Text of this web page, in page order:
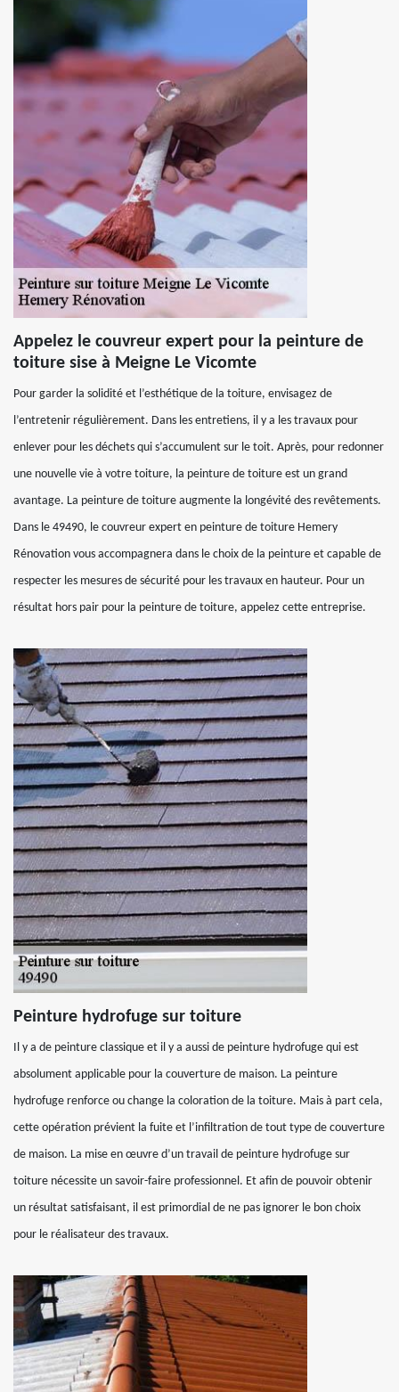
Appelez le couvreur expert pour la peinture de
toiture sise à Meigne Le Vicomte
Pour garder la solidité et l’esthétique de la toiture, envisagez de
l’entretenir régulièrement. Dans les entretiens, il y a les travaux pour
enlever pour les déchets qui s’accumulent sur le toit. Après, pour redonner
une nouvelle vie à votre toiture, la peinture de toiture est un grand
avantage. La peinture de toiture augmente la longévité des revêtements.
Dans le 49490, le couvreur expert en peinture de toiture Hemery
Rénovation vous accompagnera dans le choix de la peinture et capable de
respecter les mesures de sécurité pour les travaux en hauteur. Pour un
résultat hors pair pour la peinture de toiture, appelez cette entreprise.
Peinture hydrofuge sur toiture
Il y a de peinture classique et il y a aussi de peinture hydrofuge qui est
absolument applicable pour la couverture de maison. La peinture
hydrofuge renforce ou change la coloration de la toiture. Mais à part cela,
cette opération prévient la fuite et l’infiltration de tout type de couverture
de maison. La mise en œuvre d’un travail de peinture hydrofuge sur
toiture nécessite un savoir-faire professionnel. Et afin de pouvoir obtenir
un résultat satisfaisant, il est primordial de ne pas ignorer le bon choix
pour le réalisateur des travaux.